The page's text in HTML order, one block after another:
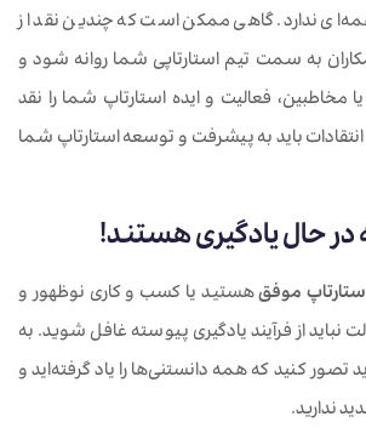
ندارد. گاهی ممکن است که چندین نقد از
به سمت تیم استارتاپی شما روانه شود و
فعالیت و ایده استارتاپ شما را نقد
باید به پیشرفت و توسعه استارتاپ شما
در حال یادگیری هستند!
موفقهستید یا کسب و کاری نوظهور و
نباید از فرآیند یادگیری پیوسته غافل شوید. به
تصور کنید که همه دانستنی‌‌ها را یاد گرفته‌اید و
ندارید.